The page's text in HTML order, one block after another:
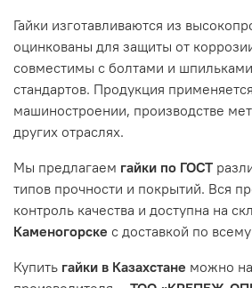
Гайки изготавливаются из
оцинкованы для защиты от
совместимы с болтами и
стандартов. Продукция
машиностроении, производстве
других отраслях.
Мы предлагаем гайки по ГОСТ
типов прочности и покрытий. Вся
контроль качества и доступна на
Каменогорске с доставкой по
Купить гайки в Казахстане можно